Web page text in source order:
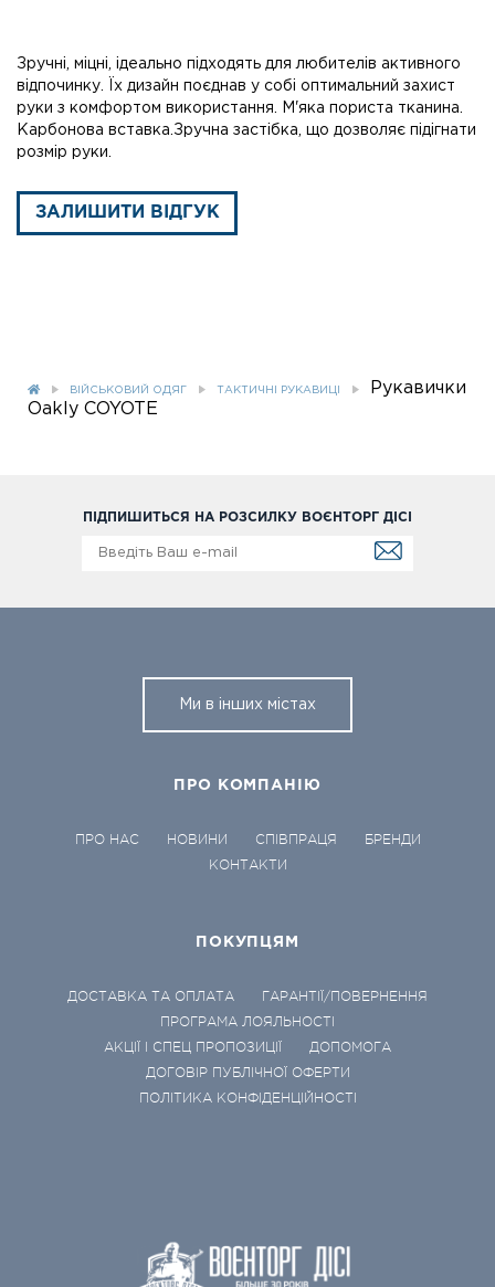
Зручні, міцні, ідеально підходять для любителів активного
відпочинку. Їх дизайн поєднав у собі оптимальний захист
руки з комфортом використання. М'яка пориста тканина.
Карбонова вставка.Зручна застібка, що дозволяє підігнати
розмір руки.
ЗАЛИШИТИ ВІДГУК
ВІЙСЬКОВИЙ ОДЯГ ТАКТИЧНІ РУКАВИЦІ
Рукавички
Oakly COYOTE
ПІДПИШИТЬСЯ НА РОЗСИЛКУ ВОЄНТОРГ ДІСІ
Ми в інших містах
ПРО КОМПАНІЮ
ПРО НАС НОВИНИ СПІВПРАЦЯ
БРЕНДИ
КОНТАКТИ
ПОКУПЦЯМ
ДОСТАВКА ТА ОПЛАТА
ГАРАНТІЇ/ПОВЕРНЕННЯ
ПРОГРАМА ЛОЯЛЬНОСТІ
АКЦІЇ І СПЕЦ ПРОПОЗИЦІЇ
ДОПОМОГА
ДОГОВІР ПУБЛІЧНОЇ ОФЕРТИ
ПОЛІТИКА КОНФІДЕНЦІЙНОСТІ